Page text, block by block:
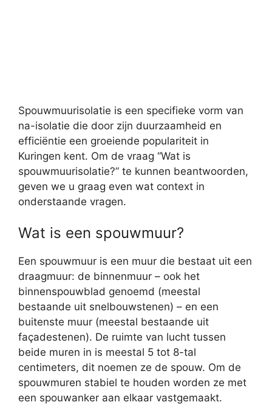
Spouwmuurisolatie is een specifieke vorm van
na-isolatie die door zijn duurzaamheid en
efficiëntie een groeiende populariteit in
Kuringen kent. Om de vraag “Wat is
spouwmuurisolatie?” te kunnen beantwoorden,
geven we u graag even wat context in
onderstaande vragen.
Wat is een spouwmuur?
Een spouwmuur is een muur die bestaat uit een
draagmuur: de binnenmuur – ook het
binnenspouwblad genoemd (meestal
bestaande uit snelbouwstenen) – en een
buitenste muur (meestal bestaande uit
façadestenen). De ruimte van lucht tussen
beide muren in is meestal 5 tot 8-tal
centimeters, dit noemen ze de spouw. Om de
spouwmuren stabiel te houden worden ze met
een spouwanker aan elkaar vastgemaakt.